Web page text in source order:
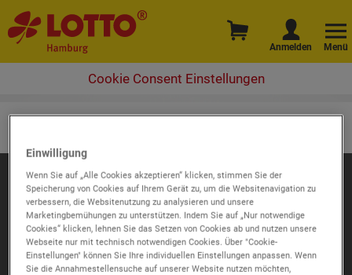
Anmelden Menü
Cookie Consent Einstellungen
Cookie-Einstellungen
Einwilligung
Wenn Sie auf „Alle Cookies akzeptieren“ klicken, stimmen Sie der
Speicherung von Cookies auf Ihrem Gerät zu, um die Websitenavigation zu
verbessern, die Websitenutzung zu analysieren und unsere
Marketingbemühungen zu unterstützen. Indem Sie auf „Nur notwendige
Cookies“ klicken, lehnen Sie das Setzen von Cookies ab und nutzen unsere
Webseite nur mit technisch notwendigen Cookies. Über "Cookie-
Einstellungen" können Sie Ihre individuellen Einstellungen anpassen. Wenn
Sie die Annahmestellensuche auf unserer Website nutzen möchten,